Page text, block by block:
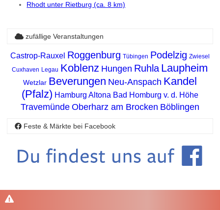
Rhodt unter Rietburg (ca. 8 km)
zufällige Veranstaltungen
Castrop-Rauxel Roggenburg Tübingen Podelzig Zwiesel
Cuxhaven Legau Koblenz Hungen Ruhla Laupheim
Wetzlar Beverungen Neu-Anspach Kandel
(Pfalz) Hamburg Altona Bad Homburg v. d. Höhe
Travemünde Oberharz am Brocken Böblingen
Feste & Märkte bei Facebook